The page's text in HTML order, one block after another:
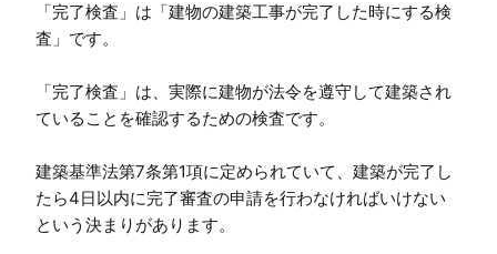
「完了検査」は「建物の建築工事が完了した時にする検
査」です。
「完了検査」は、実際に建物が法令を遵守して建築され
ていることを確認するための検査です。
建築基準法第7条第1項に定められていて、建築が完了し
たら4日以内に完了審査の申請を行わなければいけない
という決まりがあります。